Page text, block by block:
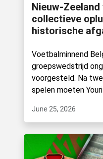
Nieuw-Zeeland
collectieve
historische
Voetbalminnend
groepswedstrijd
voorgesteld. Na
spelen moeten
June 25, 2026